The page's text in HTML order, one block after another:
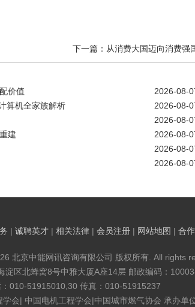
下一篇：从消费大国迈向消费强
2026-08-
价值
2026-08-
算机全家族解析
2026-08-
2026-08-
建
2026-08-
2026-08-
| 诚聘英才 | 相关法律 | 会员注册 | 网站地图 | 合
北京中能网讯咨询有限公司 版权所有. All rights
淀区北蜂窝8号中雅大厦A座14层 邮政编码：
：010-51915010,30 传真：010-51915237
会| 中国电机工程学会|中国城市燃气协会 承办单